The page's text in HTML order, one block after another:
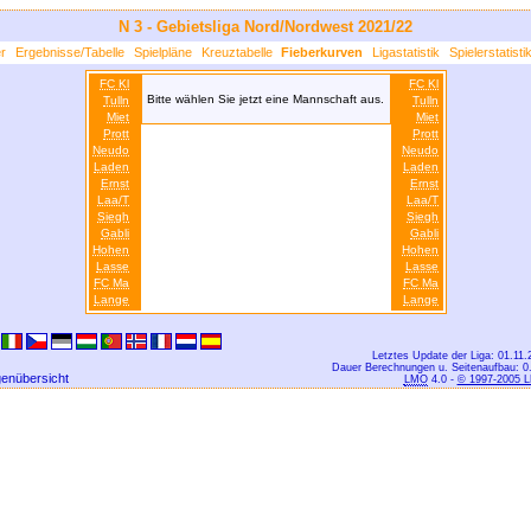
N 3 - Gebietsliga Nord/Nordwest 2021/22
Ergebnisse/Tabelle Spielpläne Kreuztabelle Fieberkurven Ligastatistik Spielerstatistik
FC Kl
Tulln
Miet
Prott
Neudo
Laden
Ernst
Laa/T
Siegh
Gabli
Hohen
Lasse
FC Ma
Lange
Bitte wählen Sie jetzt eine Mannschaft aus.
FC Kl
Tulln
Miet
Prott
Neudo
Laden
Ernst
Laa/T
Siegh
Gabli
Hohen
Lasse
FC Ma
Lange
Letztes Update der Liga:
Dauer Berechnungen u. Seitenaufbau:
LMO4.0 - © 1997-2005